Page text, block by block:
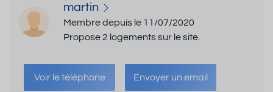
martin
Membre depuis le 11/07/2020
Propose 2 logements sur le site.
Voir le téléphone Envoyer un email